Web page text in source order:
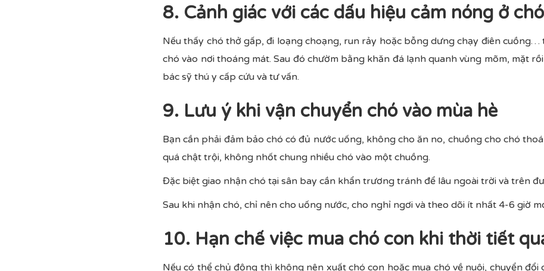
8. Cảnh giác với các dấu hiệu cảm nóng ở chó
Nếu thấy chó thở gấp, đi loạng choạng, run rảy hoặc bỗng dưng chạy điên cuồng…
chó vào nơi thoáng mát. Sau đó chườm bằng khăn đá lạnh quanh vùng mõm, mặt
bác sỹ thú y cấp cứu và tư vấn.
9. Lưu ý khi vận chuyển chó vào mùa hè
Bạn cần phải đảm bảo chó có đủ nước uống, không cho ăn no, chuồng cho chó
quá chật trội, không nhốt chung nhiều chó vào một chuồng.
Đặc biệt giao nhận chó tại sân bay cần khẩn trương tránh để lâu ngoài trời và trên
Sau khi nhận chó, chỉ nên cho uống nước, cho nghỉ ngơi và theo dõi ít nhất 4-6 giờ
10. Hạn chế việc mua chó con khi thời tiết
Nếu có thể chủ động thì không nên xuất chó con hoặc mua chó về nuôi, chuyển đổi